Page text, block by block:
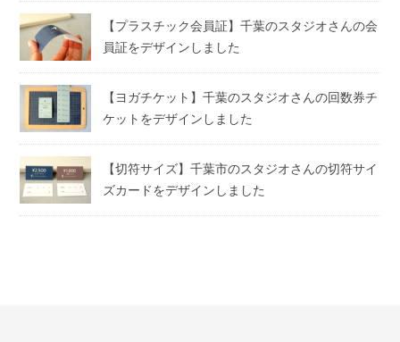
【プラスチック会員証】千葉のスタジオさんの会
員証をデザインしました
【ヨガチケット】千葉のスタジオさんの回数券チ
ケットをデザインしました
【切符サイズ】千葉市のスタジオさんの切符サイ
ズカードをデザインしました